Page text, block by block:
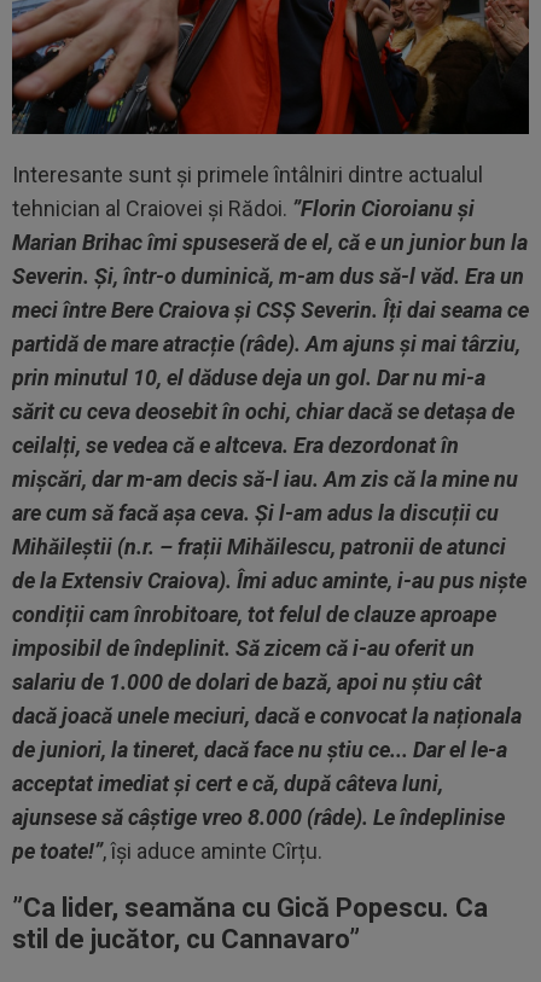
Interesante sunt și primele întâlniri dintre actualul
tehnician al Craiovei și Rădoi. ”Florin Cioroianu și
Marian Brihac îmi spuseseră de el, că e un junior bun la
Severin. Și, într-o duminică, m-am dus să-l văd. Era un
meci între Bere Craiova și CSȘ Severin. Îți dai seama ce
partidă de mare atracție (râde). Am ajuns și mai târziu,
prin minutul 10, el dăduse deja un gol. Dar nu mi-a
sărit cu ceva deosebit în ochi, chiar dacă se detașa de
ceilalți, se vedea că e altceva. Era dezordonat în
mișcări, dar m-am decis să-l iau. Am zis că la mine nu
are cum să facă așa ceva. Și l-am adus la discuții cu
Mihăileștii (n.r. – frații Mihăilescu, patronii de atunci
de la Extensiv Craiova). Îmi aduc aminte, i-au pus niște
condiții cam înrobitoare, tot felul de clauze aproape
imposibil de îndeplinit. Să zicem că i-au oferit un
salariu de 1.000 de dolari de bază, apoi nu știu cât
dacă joacă unele meciuri, dacă e convocat la naționala
de juniori, la tineret, dacă face nu știu ce... Dar el le-a
acceptat imediat și cert e că, după câteva luni,
ajunsese să câștige vreo 8.000 (râde). Le îndeplinise
pe toate!”, își aduce aminte Cîrțu.
”Ca lider, seamăna cu Gică Popescu. Ca
stil de jucător, cu Cannavaro”